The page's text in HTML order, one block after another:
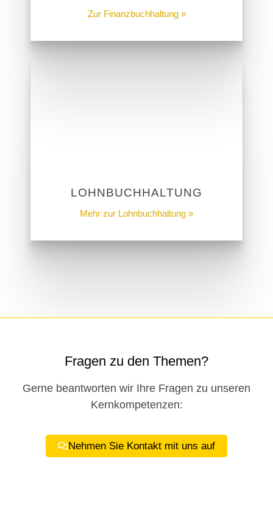
Zur Finanzbuchhaltung »
LOHNBUCHHALTUNG
Mehr zur Lohnbuchhaltung »
Fragen zu den Themen?
Gerne beantworten wir Ihre Fragen zu unseren
Kernkompetenzen:
Nehmen Sie Kontakt mit uns auf